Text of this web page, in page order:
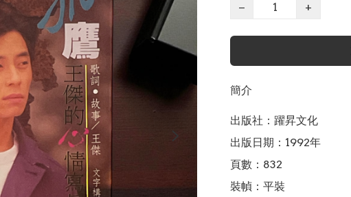
−
+
簡介
出版社：躍昇文化
出版日期：1992年
頁數：832
裝幀：平裝